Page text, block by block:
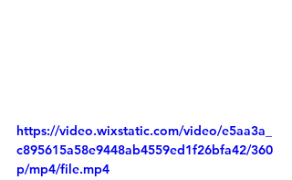
https://video.wixstatic.com/video/e5aa3a_
c895615a58e9448ab4559ed1f26bfa42/360
p/mp4/file.mp4